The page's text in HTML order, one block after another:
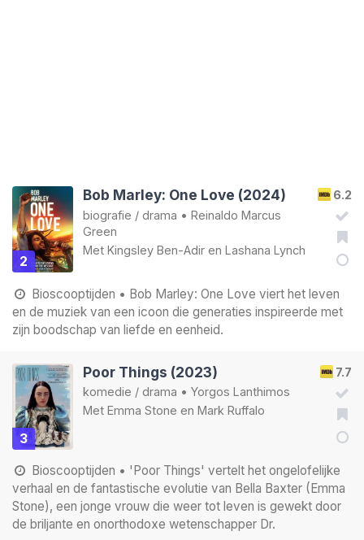
2
6.2
Bob Marley: One Love (2024)
biografie / drama • Reinaldo Marcus
Green
Met Kingsley Ben-Adir en Lashana Lynch
Bioscooptijden • Bob Marley: One Love viert het leven
en de muziek van een icoon die generaties inspireerde met
zijn boodschap van liefde en eenheid.
3
7.7
Poor Things (2023)
komedie / drama • Yorgos Lanthimos
Met Emma Stone en Mark Ruffalo
Bioscooptijden • 'Poor Things' vertelt het ongelofelijke
verhaal en de fantastische evolutie van Bella Baxter (Emma
Stone), een jonge vrouw die weer tot leven is gewekt door
de briljante en onorthodoxe wetenschapper Dr.